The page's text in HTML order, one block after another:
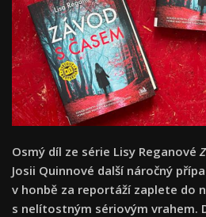
Osmý díl ze série Lisy Reganové
Josii Quinnové další náročný
v honbě za reportáží zaplete do
s nelítostným sériovým vrahem.